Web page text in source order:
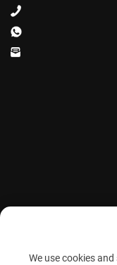
We use cookies